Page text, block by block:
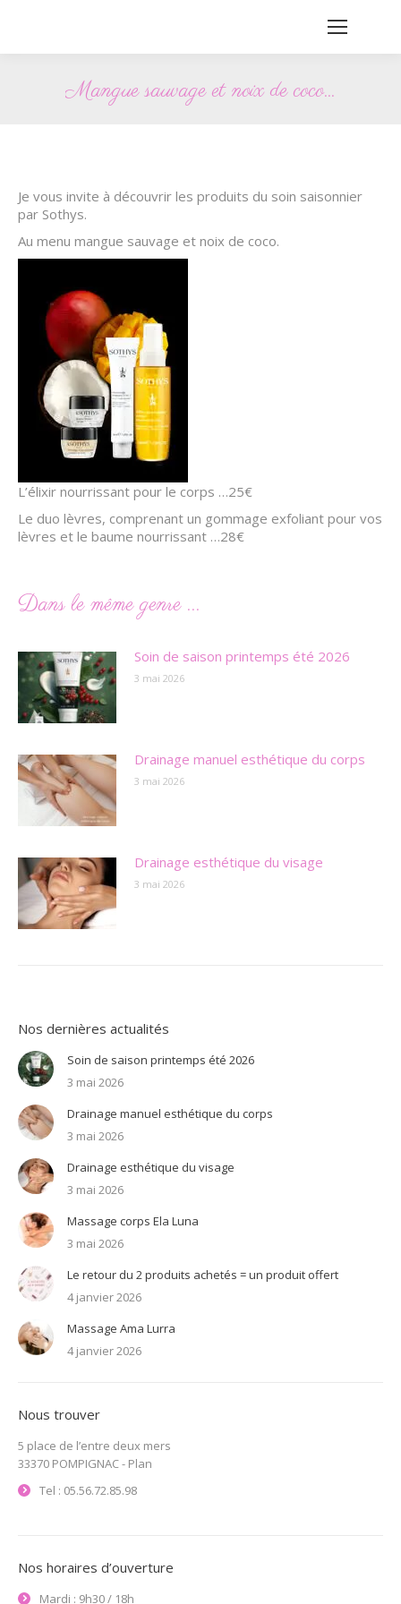
Mangue sauvage et noix de coco…
Je vous invite à découvrir les produits du soin saisonnier
par Sothys.
Au menu mangue sauvage et noix de coco.
L’élixir nourrissant pour le corps …25€
Le duo lèvres, comprenant un gommage exfoliant pour vos
lèvres et le baume nourrissant …28€
Dans le même genre ...
Soin de saison printemps été 2026
3 mai 2026
Drainage manuel esthétique du corps
3 mai 2026
Drainage esthétique du visage
3 mai 2026
Nos dernières actualités
Soin de saison printemps été 2026
3 mai 2026
Drainage manuel esthétique du corps
3 mai 2026
Drainage esthétique du visage
3 mai 2026
Massage corps Ela Luna
3 mai 2026
Le retour du 2 produits achetés = un produit offert
4 janvier 2026
Massage Ama Lurra
4 janvier 2026
Nous trouver
5 place de l’entre deux mers
33370 POMPIGNAC - Plan
Tel : 05.56.72.85.98
Nos horaires d’ouverture
Mardi : 9h30 / 18h